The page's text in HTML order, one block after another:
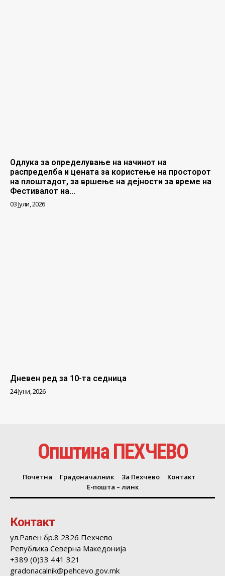
Одлука за определување на начинот на
распределба и цената за користење на просторот
на плоштадот, за вршење на дејности за време на
Фестивалот на...
03 Јули, 2026
Дневен ред за 10-та седница
24 Јуни, 2026
Општина ПЕХЧЕВО
Почетна Градоначалник За Пехчево
Контакт
Е-пошта – линк
Контакт
ул.Равен бр.8 2326 Пехчево
Република Северна Македонија
+389 (0)33 441 321
gradonacalnik@pehcevo.gov.mk